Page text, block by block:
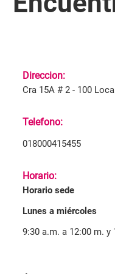
Direccion:
Cra 15A # 2 - 100
Telefono:
018000415455
Horario:
Horario sede
Lunes a miércoles
9:30 a.m. a 12:00 m. y